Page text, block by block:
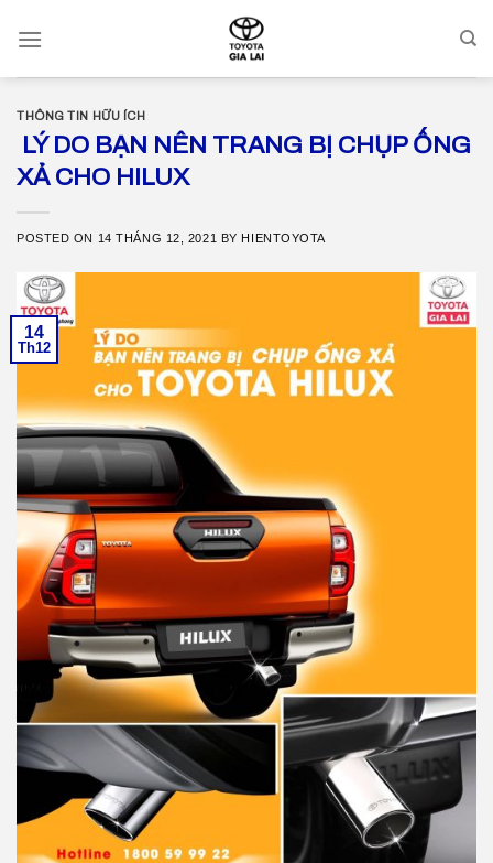
THÔNG TIN HỮU ÍCH
LÝ DO BẠN NÊN TRANG BỊ CHỤP ỐNG
XẢ CHO HILUX
POSTED ON 14 THÁNG 12, 2021 BY HIENTOYOTA
14
Th12